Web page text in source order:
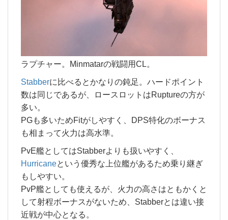
ラプチャー。Minmatarの戦闘用CL。
Stabberに比べるとかなりの鈍足。ハードポイント
数は同じであるが、ロースロットはRuptureの方が
多い。
PGも多いためFitがしやすく、DPS特化のボーナス
も相まって火力は高水準。
PvE艦としてはStabberよりも扱いやすく、
Hurricaneという優秀な上位艦があるため乗り継ぎ
もしやすい。
PvP艦としても使えるが、火力の高さはともかくと
して射程ボーナスがないため、Stabberとは違い接
近戦が中心となる。